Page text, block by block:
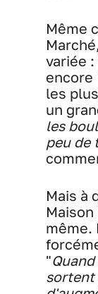
Même
variée :
encore
les
un
les
peu de
Mais à
même.
"
sortent